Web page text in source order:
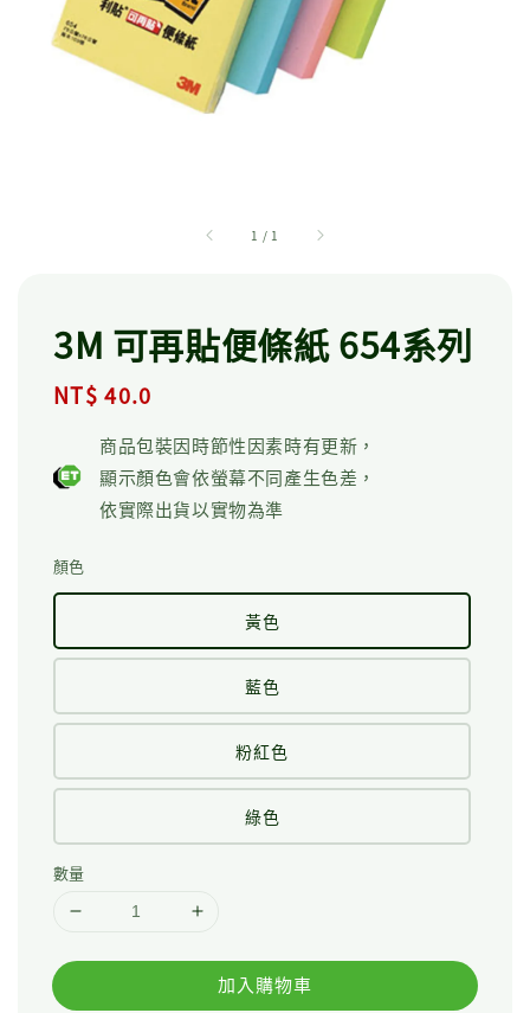
1 / 1
3M 可再貼便條紙 654系列
Regular
NT$ 40.0
商品包裝因時節性因素時有更新，
顯示顏色會依螢幕不同產生色差，
依實際出貨以實物為準
顏色
黃色
藍色
粉紅色
綠色
數量
加入購物車